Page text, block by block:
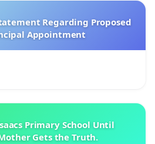
Regarding Proposed
Appointment
Primary School Until
Gets the Truth.